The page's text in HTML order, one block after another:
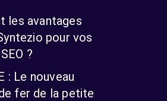
les avantages
pour vos
?
: Le nouveau
fer de la petite